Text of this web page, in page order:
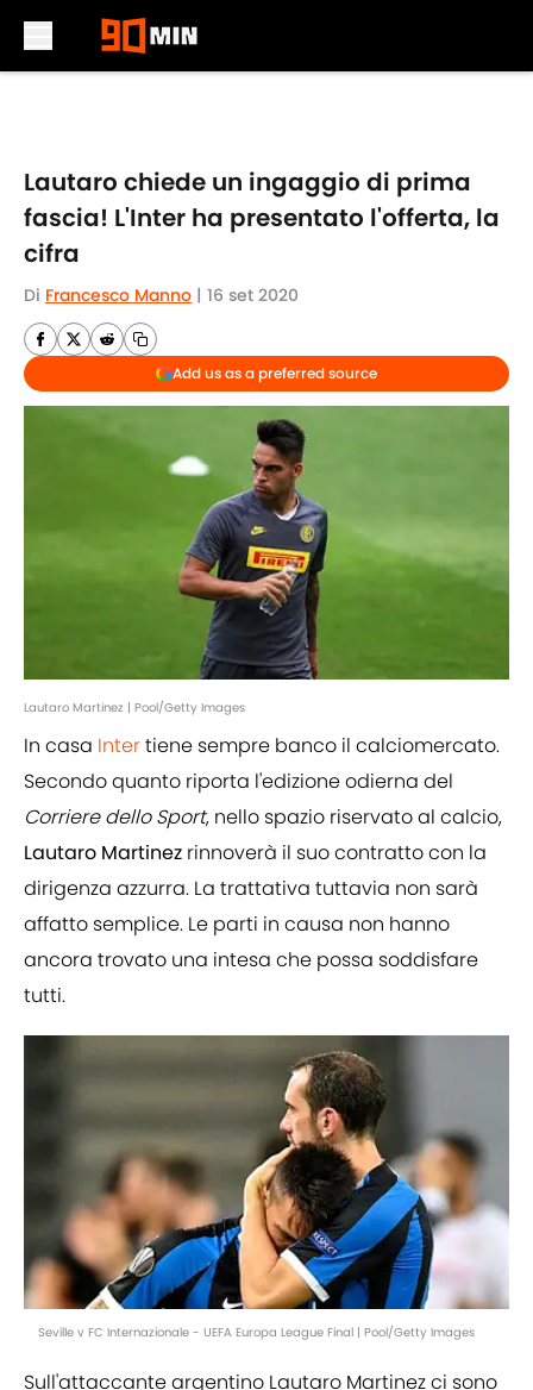
Lautaro chiede un ingaggio di prima
fascia! L'Inter ha presentato l'offerta, la
cifra
Di Francesco Manno | 16 set 2020
Add us as a preferred source
Lautaro Martinez | Pool/Getty Images
In casa Intertiene sempre banco il calciomercato.
Secondo quanto riporta l'edizione odierna del
Corriere dello Sport, nello spazio riservato al calcio,
Lautaro Martinez rinnoverà il suo contratto con la
dirigenza azzurra. La trattativa tuttavia non sarà
affatto semplice. Le parti in causa non hanno
ancora trovato una intesa che possa soddisfare
tutti.
Seville v FC Internazionale - UEFA Europa League Final | Pool/Getty Images
Sull'attaccante argentino Lautaro Martinez ci sono